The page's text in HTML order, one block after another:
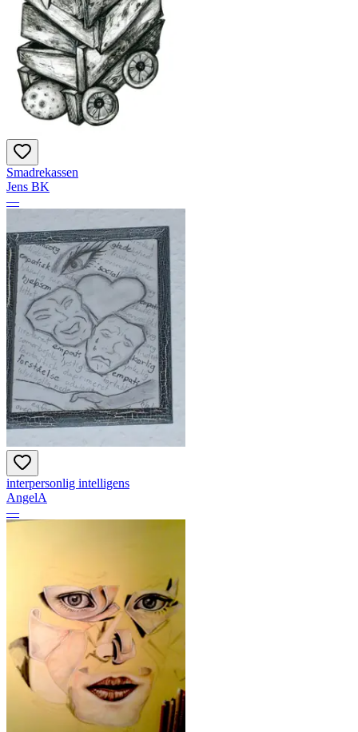
Smadrekassen
Jens BK
—
interpersonlig intelligens
AngelA
—